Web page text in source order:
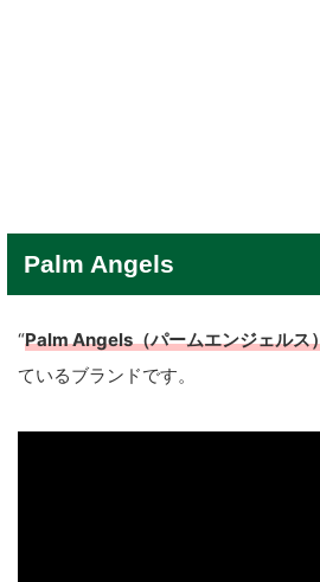
Palm Angels
“Palm Angels（パームエンジェルス
ているブランドです。